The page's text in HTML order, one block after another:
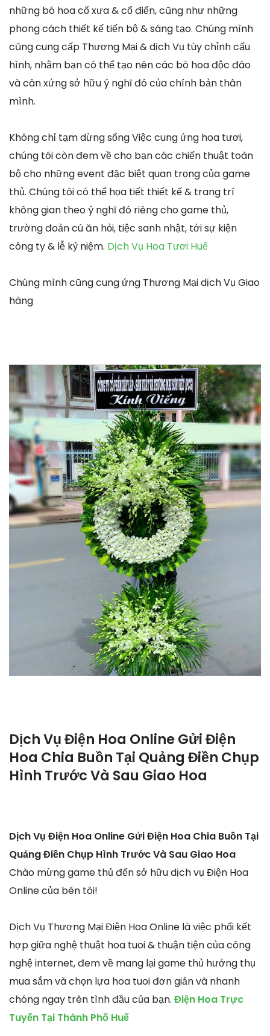
những bó hoa cổ xưa & cổ điển, cũng như những
phong cách thiết kế tiến bộ & sáng tạo. Chúng mình
cũng cung cấp Thương Mại & dịch Vụ tùy chỉnh cấu
hình, nhằm bạn có thể tạo nên các bó hoa độc đáo
và cân xứng sở hữu ý nghĩ đó của chính bản thân
mình.
Không chỉ tạm dừng sống Việc cung ứng hoa tươi,
chúng tôi còn đem về cho bạn các chiến thuật toàn
bộ cho những event đặc biệt quan trọng của game
thủ. Chúng tôi có thể họa tiết thiết kế & trang trí
không gian theo ý nghĩ đó riêng cho game thủ,
trường đoản cú ăn hỏi, tiệc sanh nhật, tới sự kiện
công ty & lễ kỷ niệm. Dịch Vụ Hoa Tươi Huế
Chúng mình cũng cung ứng Thương Mại dịch Vụ Giao
hàng
Dịch Vụ Điện Hoa Online Gửi Điện
Hoa Chia Buồn Tại Quảng Điền Chụp
Hình Trước Và Sau Giao Hoa
Dịch Vụ Điện Hoa Online Gửi Điện Hoa Chia Buồn Tại
Quảng Điền Chụp Hình Trước Và Sau Giao Hoa
Chào mừng game thủ đến sở hữu dịch vụ Điện Hoa
Online của bên tôi!
Dịch Vụ Thương Mại Điện Hoa Online là việc phối kết
hợp giữa nghệ thuật hoa tuoi & thuận tiện của công
nghệ internet, đem về mang lại game thủ hưởng thụ
mua sắm và chọn lựa hoa tuoi đơn giản và nhanh
chóng ngay trên tình đầu của bạn. Điện Hoa Trực
Tuyến Tại Thành Phố Huế